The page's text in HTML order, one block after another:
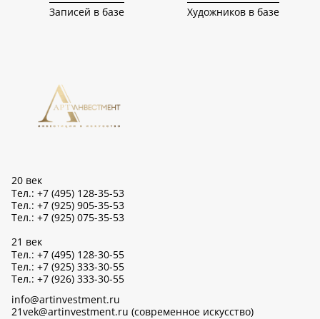
Записей в базе Художников в базе
20 век
Тел.: +7 (495) 128-35-53
Тел.: +7 (925) 905-35-53
Тел.: +7 (925) 075-35-53
21 век
Тел.: +7 (495) 128-30-55
Тел.: +7 (925) 333-30-55
Тел.: +7 (926) 333-30-55
info@artinvestment.ru
21vek@artinvestment.ru (современное искусство)